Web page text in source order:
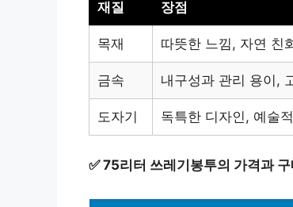
재질 장점
목재 따뜻한 느낌, 자연 친
금속 내구성과 관리 용이,
도자기 독특한 디자인, 예술
✅75리터 쓰레기봉투의 가격과